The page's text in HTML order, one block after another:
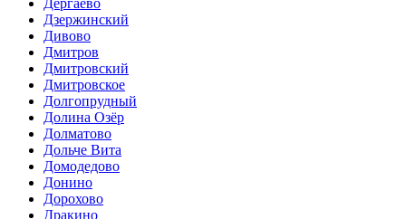
Дергаево
Дзержинский
Дивово
Дмитров
Дмитровский
Дмитровское
Долгопрудный
Долина Озёр
Долматово
Дольче Вита
Домодедово
Донино
Дорохово
Дракино